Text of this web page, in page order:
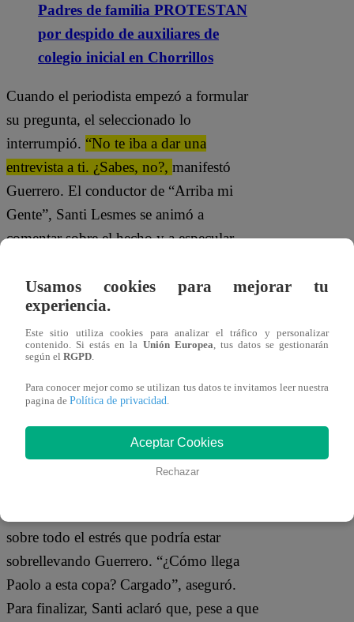
Padres de familia PROTESTAN
por despido de auxiliares de
colegio inicial en Chorrillos
Cuando el periodista empezó a formular
su pregunta, el seleccionado lo
interrumpió. “No te iba a dar una
entrevista a ti. ¿Sabes, no?, manifestó
Guerrero. El conductor de “Arriba mi
Gente”, Santi Lesmes se animó a
comentar sobre el hecho y a especular
desempeño del futbolista. “Yo creo que
Paolo se equivoca, pero quiero pensar
que después del partido, de la frustración.
Seguramente que Fernando algún día
habrá comentado algo del desempeño de
Paolo y se la tenía guardada”, expresó.
Por su parte, Fernando Díaz mencionó
que un factor importante es el estado
sobre todo el estrés que podría estar
sobrellevando Guerrero. “¿Cómo llega
Paolo a esta copa? Cargado”, aseguró.
Para finalizar, Santi aclaró que, pese a que
Usamos cookies para mejorar tu
experiencia.
Este sitio utiliza cookies para analizar el tráfico y personalizar
contenido. Si estás en la Unión Europea, tus datos se gestionarán
según el RGPD.
Para conocer mejor como se utilizan tus datos te invitamos leer nuestra
pagina de Política de privacidad.
Aceptar Cookies
Rechazar